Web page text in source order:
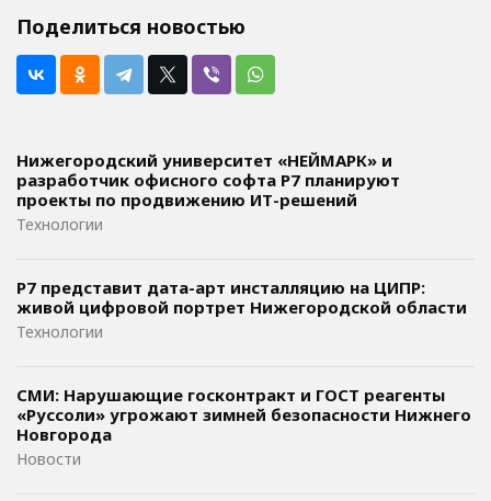
Поделиться новостью
Нижегородский университет «НЕЙМАРК» и
разработчик офисного софта P7 планируют
проекты по продвижению ИТ-решений
Технологии
Р7 представит дата-арт инсталляцию на ЦИПР:
живой цифровой портрет Нижегородской области
Технологии
СМИ: Нарушающие госконтракт и ГОСТ реагенты
«Руссоли» угрожают зимней безопасности Нижнего
Новгорода
Новости